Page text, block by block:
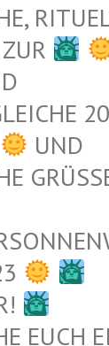
UND
GRÜSSE
EUCH